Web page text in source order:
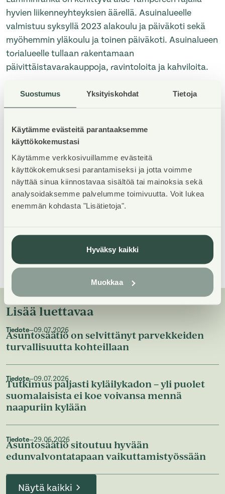
Suostumus Yksityiskohdat Tietoja
Käytämme evästeitä parantaaksemme
käyttökokemustasi
Käytämme verkkosivuillamme evästeitä
käyttökokemuksesi parantamiseksi ja jotta voimme
näyttää sinua kiinnostavaa sisältöä tai mainoksia sekä
analysoidaksemme palvelumme toimivuutta. Voit lukea
enemmän kohdasta "Lisätietoja".
Hyväksy kaikki
Muokkaa
hyvien liikenneyhteyksien äärellä. Asuinalueelle
valmistuu syksyllä 2023 alakoulu ja päiväkoti sekä
myöhemmin yläkoulu ja toinen päiväkoti. Asuinalueen
torialueelle tullaan rakentamaan
päivittäistavarakauppoja, ravintoloita ja kahviloita.
Hankkeen urakoitsijana toimii NCC Suomi Oy ja
suunnittelusta on vastannut Arkkitehtitoimisto Noan
Asuntojen haku Asuntosäätiön verkkosivujen kautta:
www.asuntosaatio.fi
Asuntosäätiön kaikki uudiskohteet »
Yhteystiedot medialle
Lisää luettavaa
Tiedote—09.07.2026
Asuntosäätiö on selvittänyt parvekkeiden
turvallisuutta kohteillaan
Tiedote—09.07.2026
Tutkimus paljasti kyläilykadon – yli puolet
suomalaisista ei koe voivansa mennä
naapuriin kylään
Tiedote—29.06.2026
Asuntosäätiö sitoutuu hyvään
edunvalvontatapaan vaikuttamistyössään
Näytä kaikki